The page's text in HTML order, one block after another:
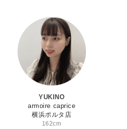
YUKINO
armoire caprice
横浜ポルタ店
162cm